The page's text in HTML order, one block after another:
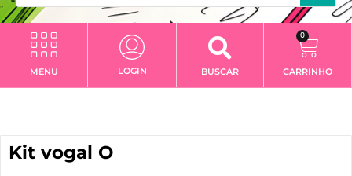
MENU LOGIN BUSCAR
0
CARRINHO
Kit vogal O